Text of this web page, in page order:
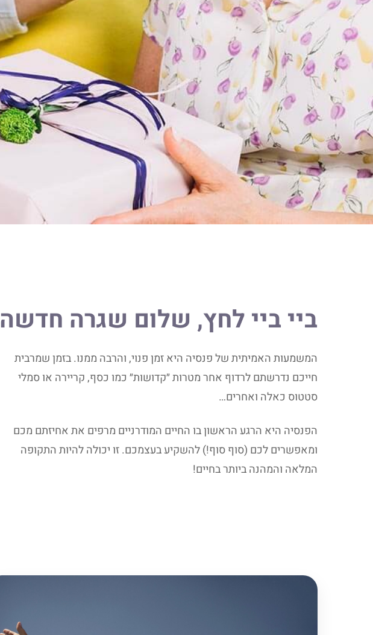
ביי ביי לחץ, שלום שגרה חדשה
המשמעות האמיתית של פנסיה היא זמן פנוי, והרבה ממנו. בזמן שמרבית
חייכם נדרשתם לרדוף אחר מטרות ״קדושות״ כמו כסף, קריירה או סמלי
סטטוס כאלה ואחרים…
הפנסיה היא הרגע הראשון בו החיים המודרניים מרפים את אחיזתם מכם
ומאפשרים לכם (סוף סוף!) להשקיע בעצמכם. זו יכולה להיות התקופה
המלאה והמהנה ביותר בחיים!